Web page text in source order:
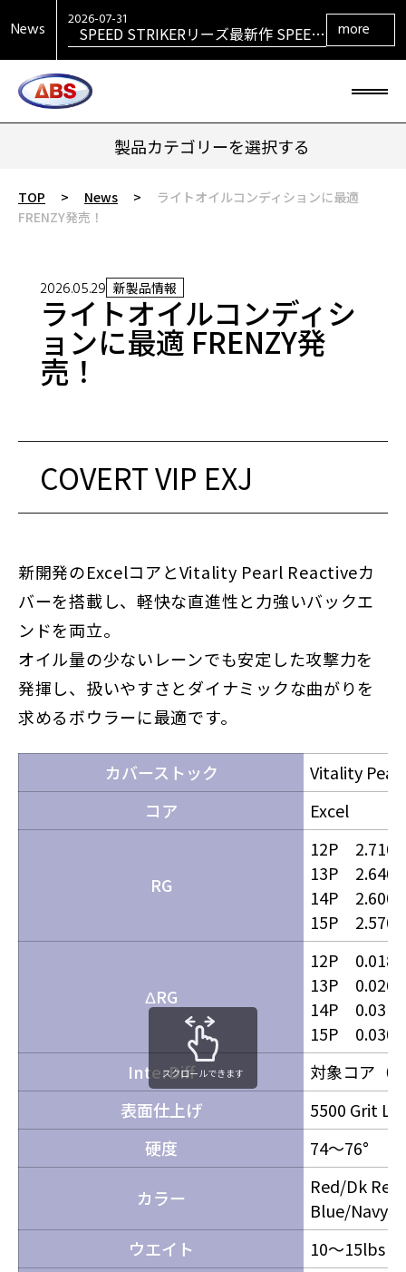
News VENGEANCE RETURNS発売！
2026-07-31
SPEED STRIKERリーズ最新作 SPEED
STRIKER HYBRID発売！
2026-07-31
SIGMAシリーズ復活！ SIGMA TOUR
PEARL発売！
2026-07-29
大岡産業レディース ［THE OPEN] ト
ーナメント 2026 優勝！
2026-06-30
HONEY BADGERシリーズ最新作
HONEY BADGER DARKOUT発売！
more
製品カテゴリーを選択する
TOP > News > ライトオイルコンディションに最適
FRENZY発売！
2026.05.29 新製品情報
ライトオイルコンディシ
ョンに最適 FRENZY発
売！
COVERT VIP EXJ
新開発のExcelコアとVitality Pearl Reactiveカ
バーを搭載し、軽快な直進性と力強いバックエ
ンドを両立。
オイル量の少ないレーンでも安定した攻撃力を
発揮し、扱いやすさとダイナミックな曲がりを
求めるボウラーに最適です。
カバーストック
Vitality
コア
Excel
RG
12P 2.710
13P 2.640
14P 2.600
15P 2.570
ΔRG
12P 0.018
13P 0.026
14P 0.031
15P 0.030
InterDiff
対象コア（
表面仕上げ
5500 Grit
硬度
74～76°
カラー
Red/Dk
Blue/Navy/
ウエイト
10～15lbs
スクロールできます